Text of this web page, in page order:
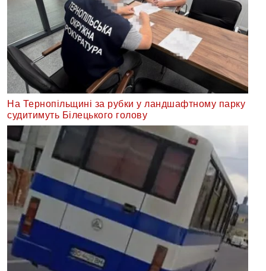
На Тернопільщині за рубки у ландшафтному парку
судитимуть Білецького голову